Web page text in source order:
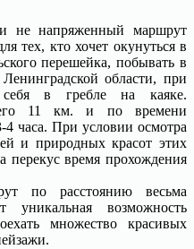
не напряженный маршрут
тех, кто хочет окунуться в
перешейка, побывать в
области, при
в гребле на каяке.
11 км. и по времени
4 часа. При условии осмотра
и природных красот этих
перекус время прохождения
по расстоянию весьма
уникальная возможность
множество красивых